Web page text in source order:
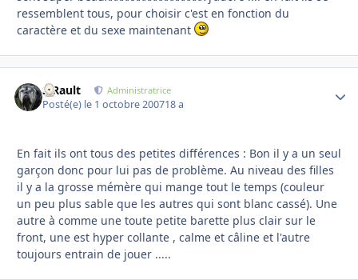
ressemblent tous, pour choisir c'est en fonction du
caractère et du sexe maintenant
S.Rault Administratrice
Posté(e) le 1 octobre 200718 a
En fait ils ont tous des petites différences : Bon il y a un seul
garçon donc pour lui pas de problème. Au niveau des filles
il y a la grosse mémère qui mange tout le temps (couleur
un peu plus sable que les autres qui sont blanc cassé). Une
autre à comme une toute petite barette plus clair sur le
front, une est hyper collante , calme et câline et l'autre
toujours entrain de jouer .....